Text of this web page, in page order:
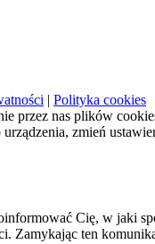
| Polityka cookies
przez nas plików
zmień
Cię, w jaki
Zamykając ten